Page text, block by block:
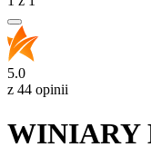
5.0
z 44 opinii
WINIARY